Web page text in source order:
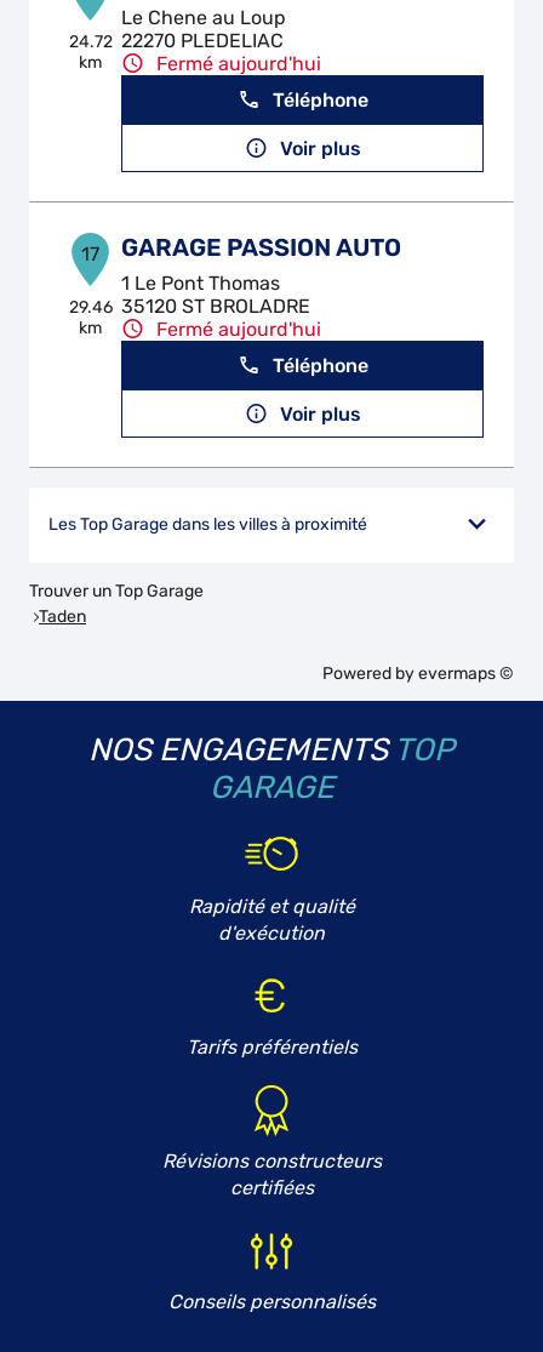
24.72
km
Le Chene au Loup
22270 PLEDELIAC
Fermé aujourd'hui
Téléphone
Voir plus
17
29.46
km
GARAGE PASSION AUTO
1 Le Pont Thomas
35120 ST BROLADRE
Fermé aujourd'hui
Téléphone
Voir plus
Les Top Garage dans les villes à proximité
Trouver un Top Garage
Taden
Powered byevermaps ©
NOS ENGAGEMENTS TOP
GARAGE
Rapidité et qualité
d'exécution
Tarifs préférentiels
Révisions constructeurs
certifiées
Conseils personnalisés